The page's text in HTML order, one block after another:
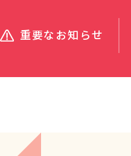
重要なお知らせ